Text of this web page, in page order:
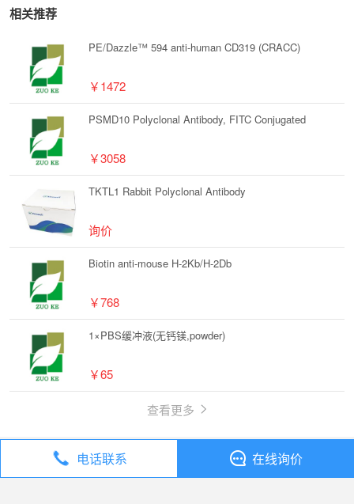
相关推荐
PE/Dazzle™ 594 anti-human CD319 (CRACC)
￥1472
PSMD10 Polyclonal Antibody, FITC Conjugated
￥3058
TKTL1 Rabbit Polyclonal Antibody
询价
Biotin anti-mouse H-2Kb/H-2Db
￥768
1×PBS缓冲液(无钙镁,powder)
￥65
查看更多
全部分类 试剂
电话联系 在线询价